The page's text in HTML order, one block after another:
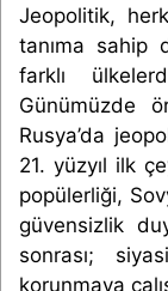
Jeopolitik,
tanıma sahip
farklı
Günümüzde
Rusya’da
21. yüzyıl ilk
popülerliği,
güvensizlik
sonrası;
korunmaya